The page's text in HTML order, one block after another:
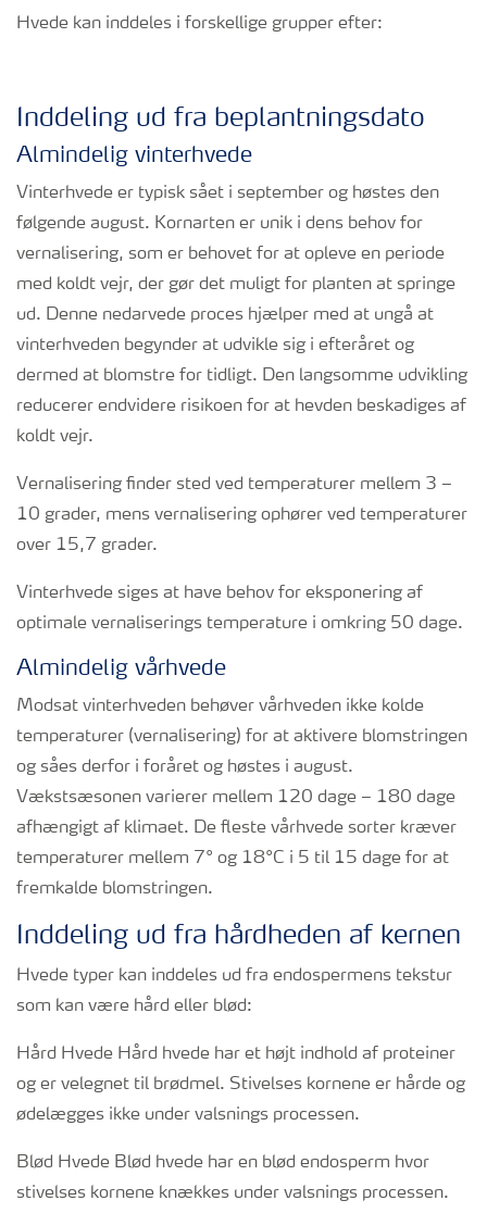
Hvede kan inddeles i forskellige grupper efter:
Inddeling ud fra beplantningsdato
Almindelig vinterhvede
Vinterhvede er typisk sået i september og høstes den
følgende august. Kornarten er unik i dens behov for
vernalisering, som er behovet for at opleve en periode
med koldt vejr, der gør det muligt for planten at springe
ud. Denne nedarvede proces hjælper med at ungå at
vinterhveden begynder at udvikle sig i efteråret og
dermed at blomstre for tidligt. Den langsomme udvikling
reducerer endvidere risikoen for at hevden beskadiges af
koldt vejr.
Vernalisering finder sted ved temperaturer mellem 3 –
10 grader, mens vernalisering ophører ved temperaturer
over 15,7 grader.
Vinterhvede siges at have behov for eksponering af
optimale vernaliserings temperature i omkring 50 dage.
Almindelig vårhvede
Modsat vinterhveden behøver vårhveden ikke kolde
temperaturer (vernalisering) for at aktivere blomstringen
og såes derfor i foråret og høstes i august.
Vækstsæsonen varierer mellem 120 dage – 180 dage
afhængigt af klimaet. De fleste vårhvede sorter kræver
temperaturer mellem 7° og 18°C i 5 til 15 dage for at
fremkalde blomstringen.
Inddeling ud fra hårdheden af kernen
Hvede typer kan inddeles ud fra endospermens tekstur
som kan være hård eller blød:
Hård Hvede Hård hvede har et højt indhold af proteiner
og er velegnet til brødmel. Stivelses kornene er hårde og
ødelægges ikke under valsnings processen.
Blød Hvede Blød hvede har en blød endosperm hvor
stivelses kornene knækkes under valsnings processen.